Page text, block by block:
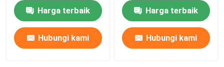
Harga terbaik
Hubungi kami
Harga terbaik
Hubungi kami